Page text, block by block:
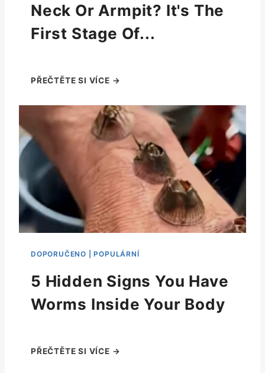
Neck Or Armpit? It's The
First Stage Of...
5 Hidden Signs You Have
Worms Inside Your Body